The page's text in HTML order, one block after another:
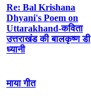
Re: Bal Krishana
Dhyani's Poem on
Uttarakhand-कविता
उत्तराखंड की बालकृष्ण डी
ध्यानी
माया गीत